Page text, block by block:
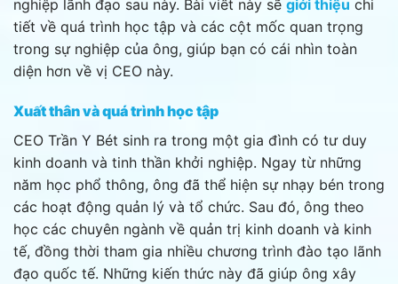
nghiệp lãnh đạo sau này. Bài viết này sẽ giới thiệu chi
tiết về quá trình học tập và các cột mốc quan trọng
trong sự nghiệp của ông, giúp bạn có cái nhìn toàn
diện hơn về vị CEO này.
Xuất thân và quá trình học tập
CEO Trần Y Bét sinh ra trong một gia đình có tư duy
kinh doanh và tinh thần khởi nghiệp. Ngay từ những
năm học phổ thông, ông đã thể hiện sự nhạy bén trong
các hoạt động quản lý và tổ chức. Sau đó, ông theo
học các chuyên ngành về quản trị kinh doanh và kinh
tế, đồng thời tham gia nhiều chương trình đào tạo lãnh
đạo quốc tế. Những kiến thức này đã giúp ông xây